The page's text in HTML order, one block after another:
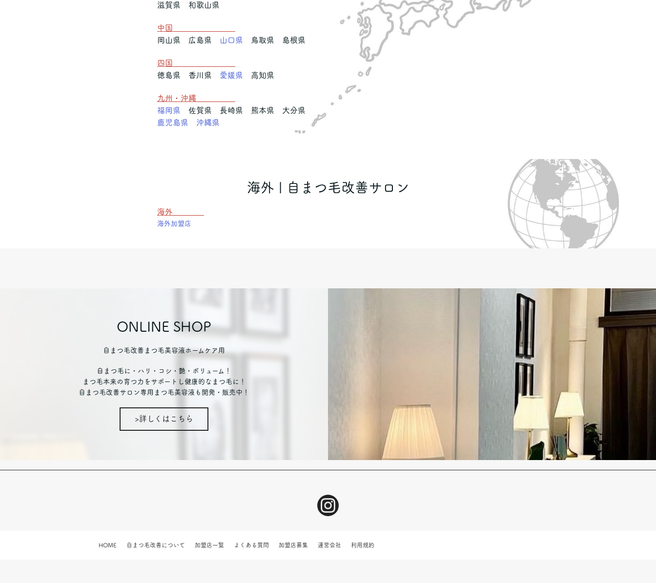
滋賀県 和歌山県
中国
岡山県 広島県
山口県 鳥取県 島根県
四国
徳島県 香川県 愛媛県 高知県
九州・沖縄
福岡県 佐賀県 長崎県 熊本県 大分県
鹿児島県
沖縄県
海外 | 自まつ毛改善サロン
海外
海外加盟店
ONLINE SHOP
自まつ毛改善まつ毛美容液ホームケア用
自まつ毛に・ハリ・コシ・艶・ボリューム！
まつ毛本来の育つ力をサポートし健康的なまつ毛に！
自まつ毛改善サロン専用まつ毛美容液も開発・販売中！
>詳しくはこちら
HOME 自まつ毛改善について 加盟店一覧 よくある質問 加盟店募集 運営会社 利用規約